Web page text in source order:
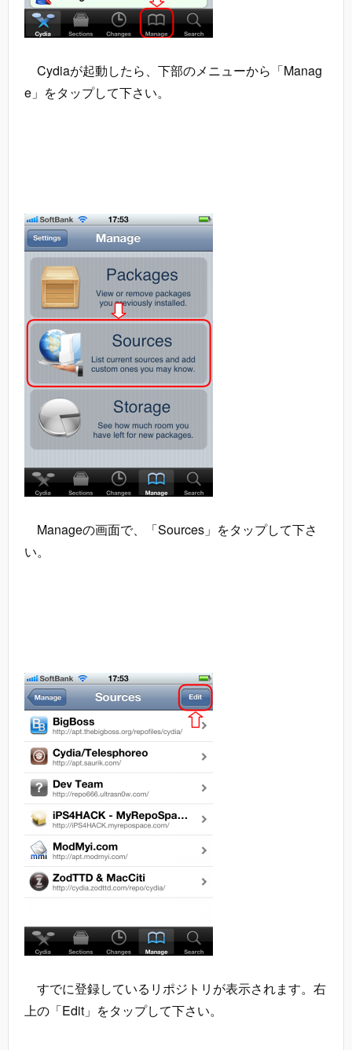
Cydiaが起動したら、下部のメニューから「Manag
e」をタップして下さい。
Manageの画面で、「Sources」をタップして下さ
い。
すでに登録しているリポジトリが表示されます。右
上の「Edit」をタップして下さい。